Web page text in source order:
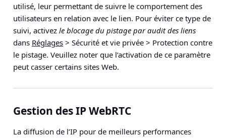
utilisé, leur permettant de suivre le comportement des
utilisateurs en relation avec le lien. Pour éviter ce type de
suivi, activez le blocage du pistage par audit des liens
dans Réglages > Sécurité et vie privée > Protection contre
le pistage. Veuillez noter que l’activation de ce paramètre
peut casser certains sites Web.
Gestion des IP WebRTC
La diffusion de l’IP pour de meilleurs performances